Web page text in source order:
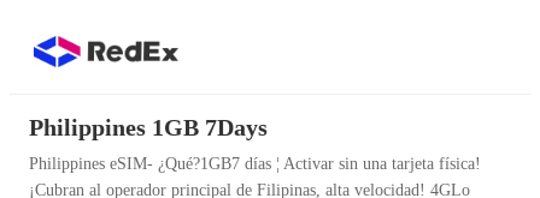
Philippines 1GB 7Days
Philippines eSIM- ¿Qué?1GB7 días ¦ Activar sin una tarjeta física!
¡Cubran al operador principal de Filipinas, alta velocidad! 4GLo